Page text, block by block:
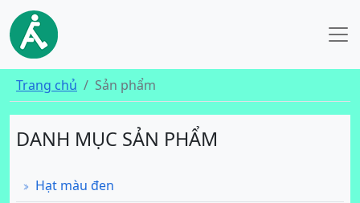
Trang chủ Sản phẩm
DANH MỤC SẢN PHẨM
Hạt màu đen